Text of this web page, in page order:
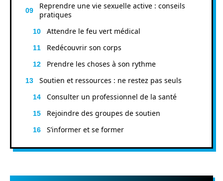
Reprendre une vie sexuelle active : conseils
pratiques
Attendre le feu vert médical
Redécouvrir son corps
Prendre les choses à son rythme
Soutien et ressources : ne restez pas seuls
Consulter un professionnel de la santé
Rejoindre des groupes de soutien
S’informer et se former